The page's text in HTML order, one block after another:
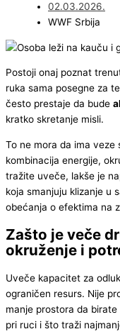
02.03.2026.
WWF Srbija
Postoji onaj poznat
ruka sama posegne za
često prestaje da bude
kratko skretanje misli.
To ne mora da ima veze
kombinacija energije,
tražite uveče, lakše je
koja smanjuju klizanje u
obećanja o efektima na
Zašto je veče
okruženje i
Uveče kapacitet za
ograničen resurs. Nije
manje prostora da
pri ruci i što traži